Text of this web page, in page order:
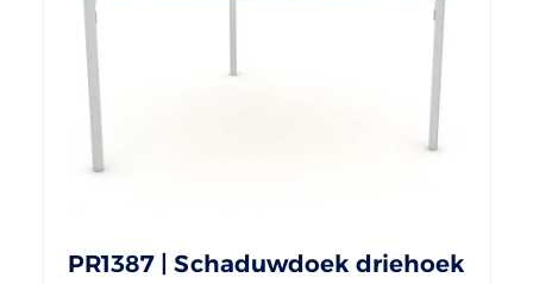
PR1387 | Schaduwdoek driehoek